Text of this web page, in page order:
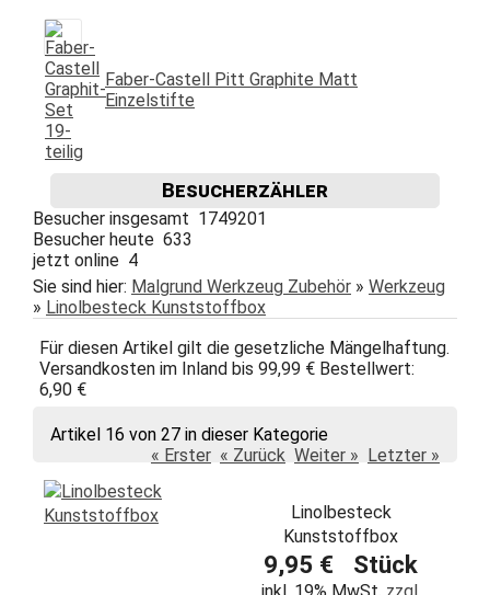
Faber-Castell Pitt Graphite Matt
Einzelstifte
Besucherzähler
Besucher insgesamt 1749201
Besucher heute 633
jetzt online 4
Sie sind hier: Malgrund Werkzeug Zubehör » Werkzeug
» Linolbesteck Kunststoffbox
Für diesen Artikel gilt die gesetzliche Mängelhaftung.
Versandkosten im Inland bis 99,99 € Bestellwert:
6,90 €
Artikel 16 von 27 in dieser Kategorie
« Erster « Zurück Weiter » Letzter »
Linolbesteck
Kunststoffbox
9,95 € Stück